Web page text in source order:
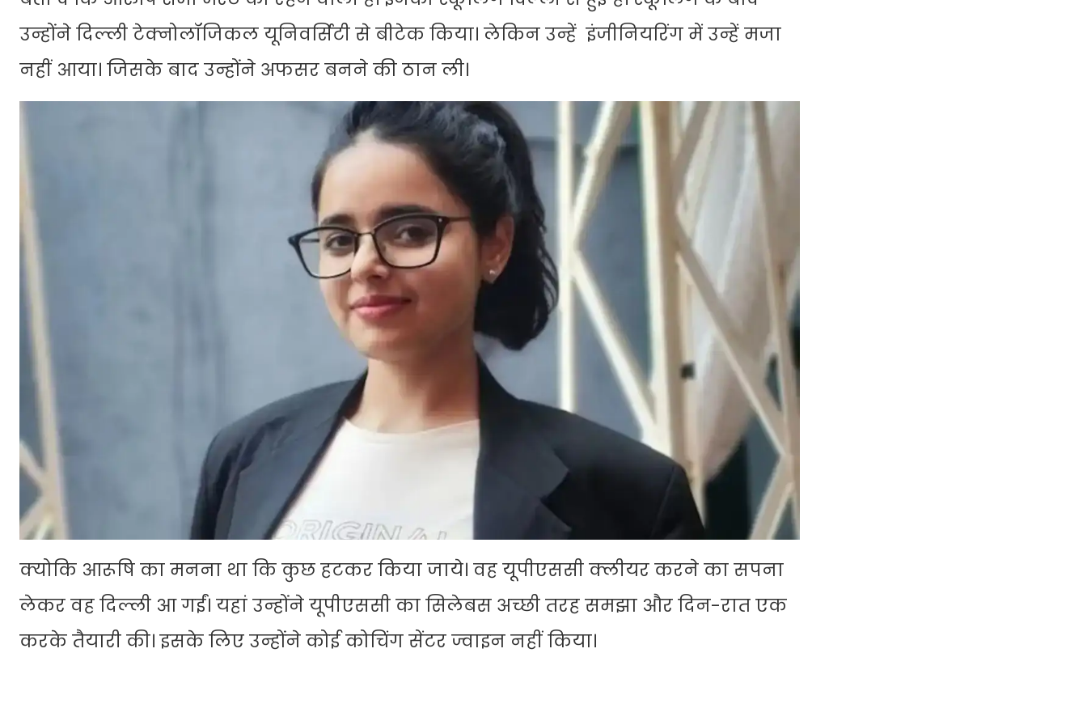
उन्होंने दिल्ली टेक्नोलॉजिकल यूनिवर्सिटी से बीटेक किया। लेकिन उन्हें इंजीनियरिंग में उन्हें मजा
नहीं आया। जिसके बाद उन्होंने अफसर बनने की ठान ली।
क्योकि आरूषि का मनना था कि कुछ हटकर किया जाये। वह यूपीएससी क्लीयर करने का सपना
लेकर वह दिल्ली आ गईं। यहां उन्होंने यूपीएससी का सिलेबस अच्छी तरह समझा और दिन-रात एक
करके तैयारी की। इसके लिए उन्होंने कोई कोचिंग सेंटर ज्वाइन नहीं किया।